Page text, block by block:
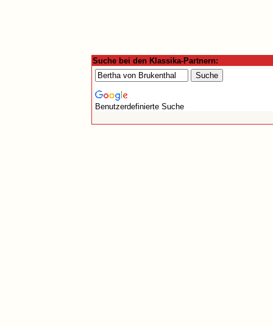
Suche bei den Klassika-Partnern:
Benutzerdefinierte Suche